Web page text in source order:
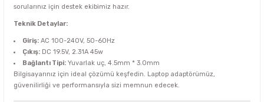
sorularınız için destek ekibimiz hazır.
Teknik Detaylar:
Giriş: AC 100-240V, 50-60Hz
Çıkış: DC 19.5V, 2.31A 45w
Bağlantı Tipi: Yuvarlak uç, 4.5mm * 3.0mm
Bilgisayarınız için ideal çözümü keşfedin. Laptop adaptörümüz,
güvenilirliği ve performansıyla sizi memnun edecek.